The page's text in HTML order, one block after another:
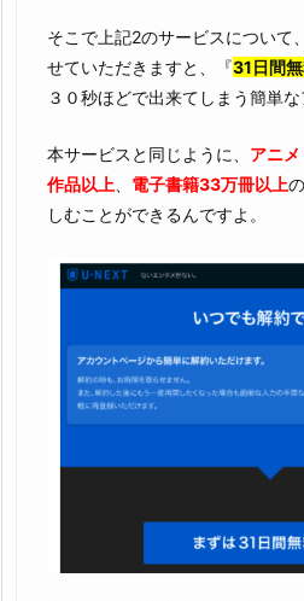
そこで上記2のサービスについて
せていただきますと、『31日間
３０秒ほどで出来てしまう簡単な
本サービスと同じように、 アニ
作品以上
電子書籍33万冊以上
しむことができるんですよ。